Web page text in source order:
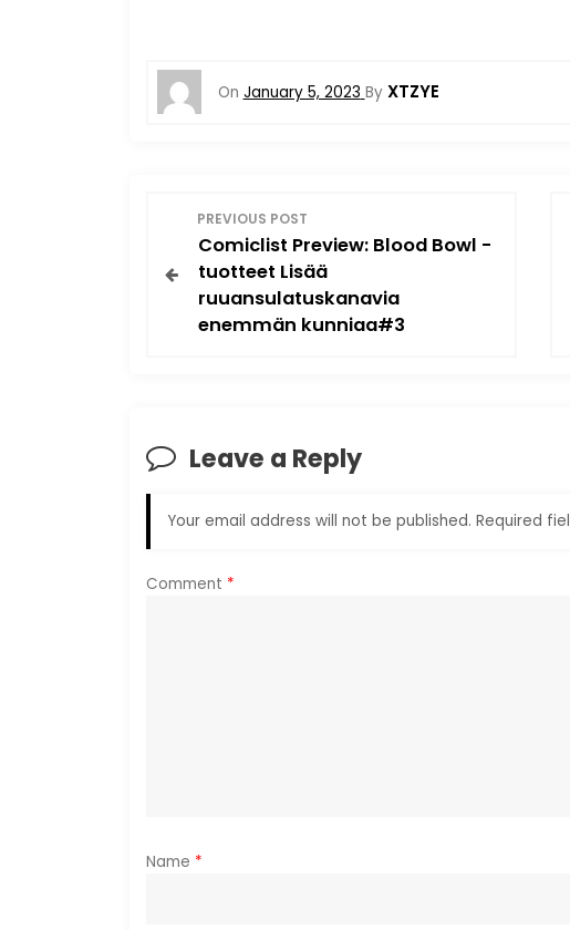
On January 5, 2023 By XTZYE
o
a
i
n
PREVIOUS POST
Comiclist Preview: Blood Bowl -
tuotteet Lisää
ruuansulatuskanavia
enemmän kunniaa#3
Leave a Reply
Your email address will not be published. Required
Comment *
Name *